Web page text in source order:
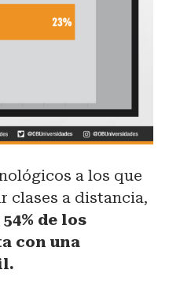
a los que
clases a distancia,
54% de los
con una